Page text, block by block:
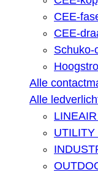
CEE-
CEE-
Schuko-
Alle
Alle
UTILITY